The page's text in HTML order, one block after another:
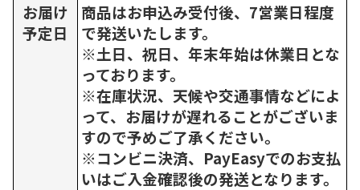
お届け
予定日
商品はお申込み受付後、7営業日程度
で発送いたします。
※土日、祝日、年末年始は休業日とな
っております。
※在庫状況、天候や交通事情などによ
って、お届けが遅れることがございま
すので予めご了承ください。
※コンビニ決済、PayEasyでのお支払
いはご入金確認後の発送となります。